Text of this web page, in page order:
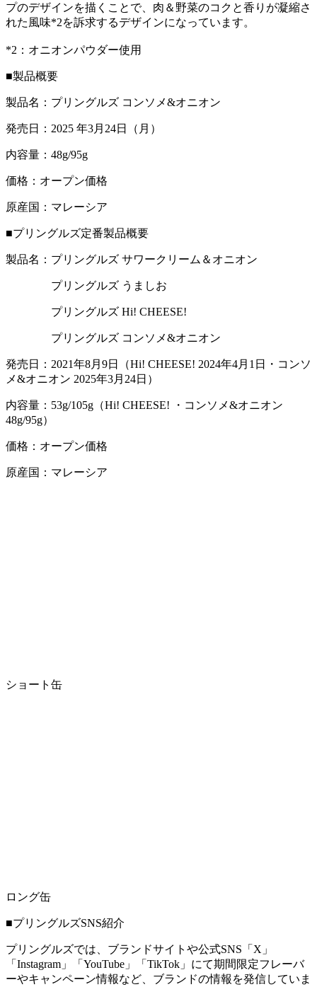
プのデザインを描くことで、肉＆野菜のコクと香りが凝縮さ
れた風味*2を訴求するデザインになっています。
*2：オニオンパウダー使用
■製品概要
製品名：プリングルズ コンソメ&オニオン
発売日：2025 年3月24日（月）
内容量：48g/95g
価格：オープン価格
原産国：マレーシア
■プリングルズ定番製品概要
製品名：プリングルズ サワークリーム＆オニオン
プリングルズ うましお
プリングルズ Hi! CHEESE!
プリングルズ コンソメ&オニオン
発売日：2021年8月9日（Hi! CHEESE! 2024年4月1日・コンソ
メ&オニオン 2025年3月24日）
内容量：53g/105g（Hi! CHEESE! ・コンソメ&オニオン
48g/95g）
価格：オープン価格
原産国：マレーシア
ショート缶
ロング缶
■プリングルズSNS紹介
プリングルズでは、ブランドサイトや公式SNS「X」
「Instagram」「YouTube」「TikTok」にて期間限定フレーバ
ーやキャンペーン情報など、ブランドの情報を発信していま